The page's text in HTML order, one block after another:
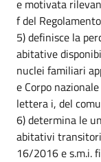
e motivata
f del
5) definisce la
abitative
nuclei familiari
e Corpo
lettera i, del
6) determina le
abitativi
16/2016 e s.m.i.